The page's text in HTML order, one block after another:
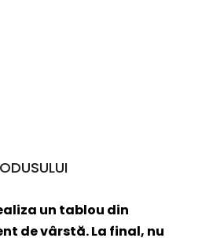
un tablou din
de vârstă. La final, nu